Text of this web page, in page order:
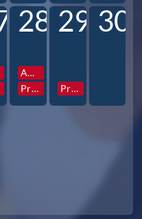
28
AG Vorstellung
Prefects Reise
29
Prefects Reise
30